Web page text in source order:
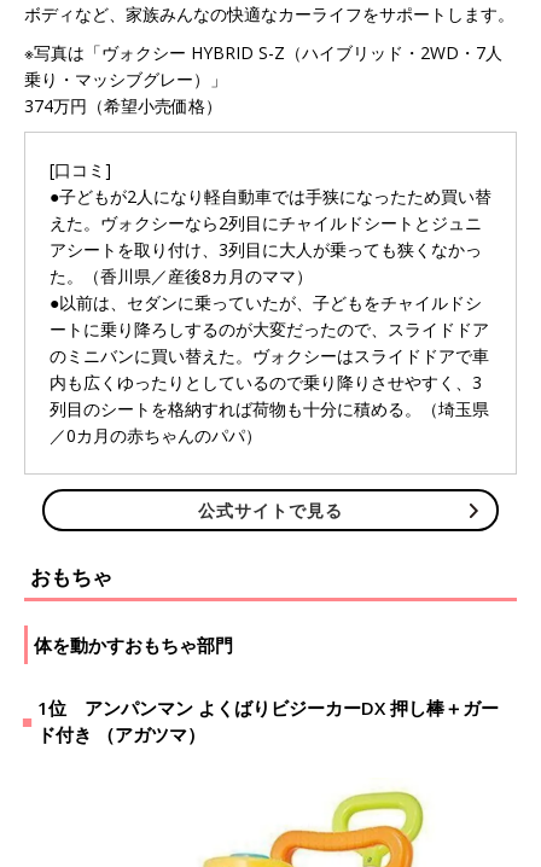
ボディなど、家族みんなの快適なカーライフをサポートします。
※写真は「ヴォクシー HYBRID S-Z（ハイブリッド・2WD・7人
乗り・マッシブグレー）」
374万円（希望小売価格）
[口コミ]
●子どもが2人になり軽自動車では手狭になったため買い替
えた。ヴォクシーなら2列目にチャイルドシートとジュニ
アシートを取り付け、3列目に大人が乗っても狭くなかっ
た。（香川県／産後8カ月のママ）
●以前は、セダンに乗っていたが、子どもをチャイルドシ
ートに乗り降ろしするのが大変だったので、スライドドア
のミニバンに買い替えた。ヴォクシーはスライドドアで車
内も広くゆったりとしているので乗り降りさせやすく、3
列目のシートを格納すれば荷物も十分に積める。（埼玉県
／0カ月の赤ちゃんのパパ）
公式サイトで見る
おもちゃ
体を動かすおもちゃ部門
1位 アンパンマン よくばりビジーカーDX 押し棒＋ガー
ド付き （アガツマ）